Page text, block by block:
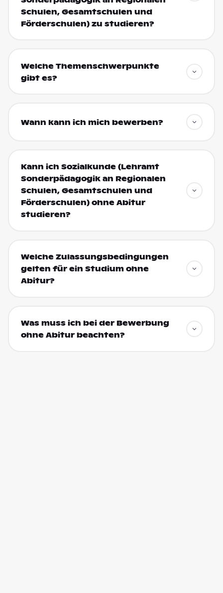
Schulen, Gesamtschulen und
Förderschulen) zu studieren?
Welche Themenschwerpunkte
gibt es?
Wann kann ich mich bewerben?
Kann ich Sozialkunde (Lehramt
Sonderpädagogik an Regionalen
Schulen, Gesamtschulen und
Förderschulen) ohne Abitur
studieren?
Welche Zulassungsbedingungen
gelten für ein Studium ohne
Abitur?
Was muss ich bei der Bewerbung
ohne Abitur beachten?